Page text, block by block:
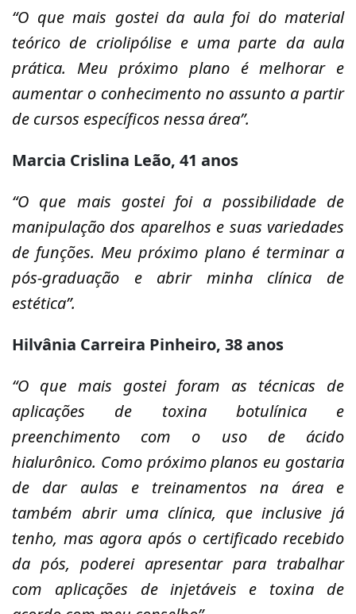
“O que mais gostei da aula foi do material
teórico de criolipólise e uma parte da aula
prática. Meu próximo plano é melhorar e
aumentar o conhecimento no assunto a partir
de cursos específicos nessa área”.
Marcia Crislina Leão, 41 anos
“O que mais gostei foi a possibilidade de
manipulação dos aparelhos e suas variedades
de funções. Meu próximo plano é terminar a
pós-graduação e abrir minha clínica de
estética”.
Hilvânia Carreira Pinheiro, 38 anos
“O que mais gostei foram as técnicas de
aplicações de toxina botulínica e
preenchimento com o uso de ácido
hialurônico. Como próximo planos eu gostaria
de dar aulas e treinamentos na área e
também abrir uma clínica, que inclusive já
tenho, mas agora após o certificado recebido
da pós, poderei apresentar para trabalhar
com aplicações de injetáveis e toxina de